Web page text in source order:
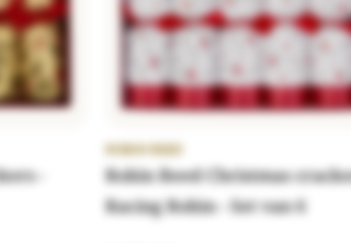
-
Robin Reed Christmas
Racing Robin - Set van 6